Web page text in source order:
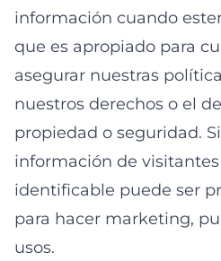
información cuando
que es apropiado para
asegurar nuestras
nuestros derechos o el
propiedad o seguridad.
información de
identificable puede ser
para hacer marketing,
usos.